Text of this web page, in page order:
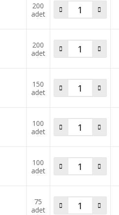
200
adet
200
adet
150
adet
100
adet
100
adet
75
adet